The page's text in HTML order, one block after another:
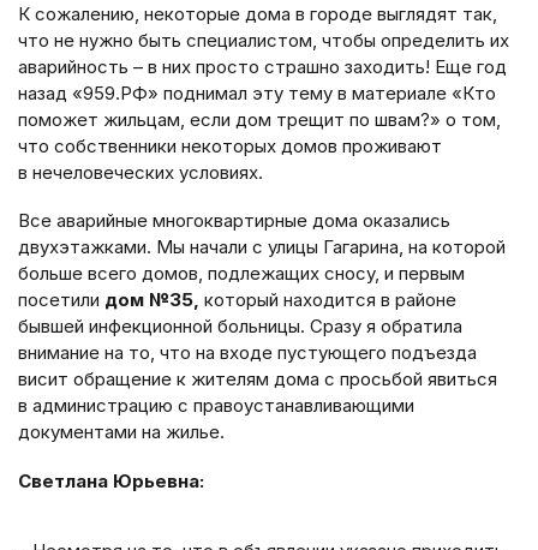
К сожалению, некоторые дома в городе выглядят так,
что не нужно быть специалистом, чтобы определить их
аварийность – в них просто страшно заходить! Еще год
назад «959.РФ» поднимал эту тему в материале «Кто
поможет жильцам, если дом трещит по швам?» о том,
что собственники некоторых домов проживают
в нечеловеческих условиях.
Все аварийные многоквартирные дома оказались
двухэтажками. Мы начали с улицы Гагарина, на которой
больше всего домов, подлежащих сносу, и первым
посетили дом №35, который находится в районе
бывшей инфекционной больницы. Сразу я обратила
внимание на то, что на входе пустующего подъезда
висит обращение к жителям дома с просьбой явиться
в администрацию с правоустанавливающими
документами на жилье.
Светлана Юрьевна: